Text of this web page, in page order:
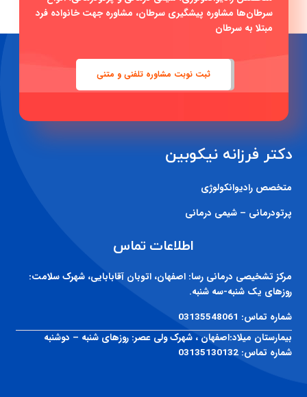
دکتر فرزانه نیکوبین
متخصص رادیوانکولوژی
پرتودرمانی – شیمی درمانی
روزهای یک شنبه-سه شنبه.
شماره تماس:
03135548061
بیمارستان میلاد:اصفهان ، شهرک ولی عصر: روزهای شنبه – دوشنبه